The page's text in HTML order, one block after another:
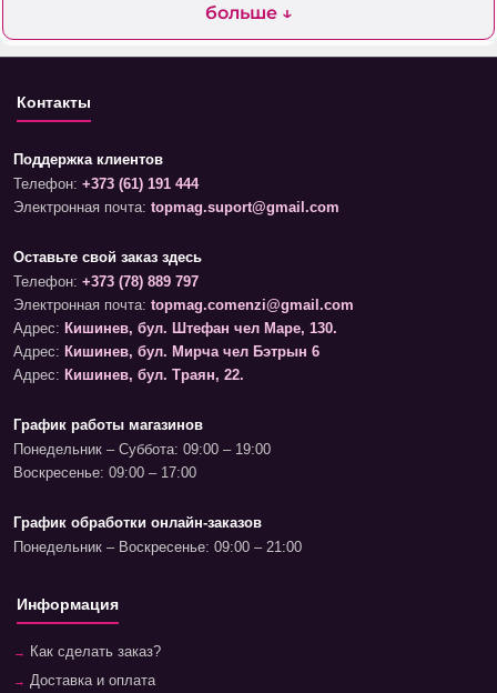
больше ↓
Контакты
Поддержка клиентов
Телефон: +373 (61) 191 444
Электронная почта: topmag.suport@gmail.com
Оставьте свой заказ здесь
Телефон: +373 (78) 889 797
Электронная почта: topmag.comenzi@gmail.com
Адрес: Кишинев, бул. Штефан чел Маре, 130.
Адрес: Кишинев, бул. Мирча чел Бэтрын 6
Адрес: Кишинев, бул. Траян, 22.
График работы магазинов
Понедельник – Суббота: 09:00 – 19:00
Воскресенье: 09:00 – 17:00
График обработки онлайн-заказов
Понедельник – Воскресенье: 09:00 – 21:00
Информация
Как сделать заказ?
Доставка и оплата